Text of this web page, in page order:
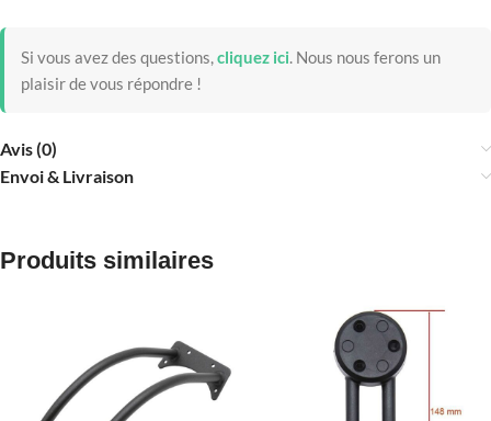
Si vous avez des questions,cliquez ici. Nous nous ferons un
plaisir de vous répondre !
Avis (0)
Envoi & Livraison
Produits similaires